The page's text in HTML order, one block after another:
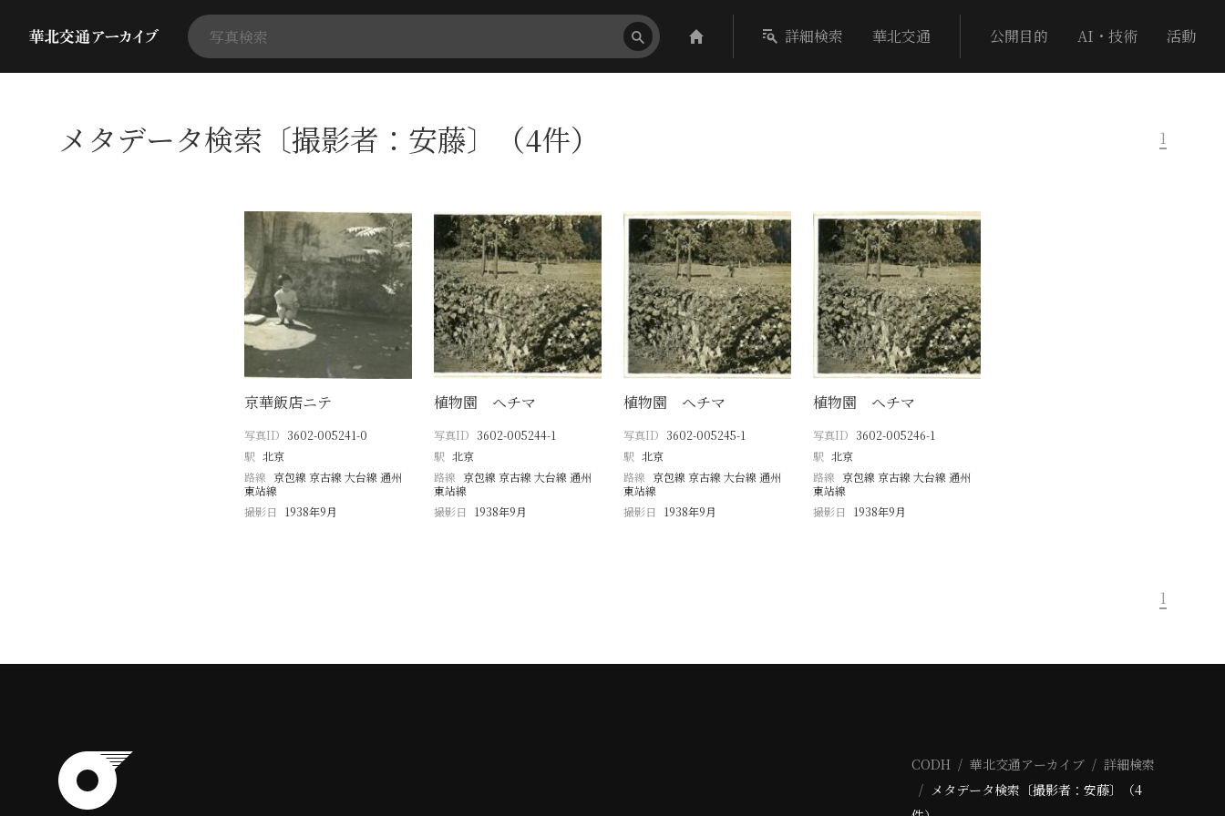
詳細検索 華北交通 公開目的 AI・技術 活動
メタデータ検索〔撮影者：安藤〕（4件） 1
京華飯店ニテ
写真ID 3602-005241-0
駅 北京
路線 京包線 京古線 大台線 通州
東站線
撮影日
1938年9月
植物園 ヘチマ
写真ID 3602-005244-1
駅 北京
路線 京包線 京古線 大台線 通州
東站線
撮影日
1938年9月
植物園 ヘチマ
写真ID 3602-005245-1
駅 北京
路線 京包線 京古線 大台線 通州
東站線
撮影日
1938年9月
植物園 ヘチマ
写真ID 3602-005246-1
駅 北京
路線 京包線 京古線 大台線 通州
東站線
撮影日
1938年9月
1
CODH 華北交通アーカイブ
詳細検索
メタデータ検索〔撮影者：安藤〕（4